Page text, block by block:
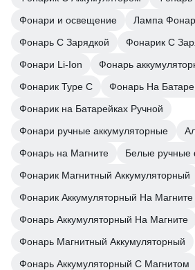
Фонари и освещение
Лампа
Фонарь С Зарядкой
Фонарик С
Фонари Li-Ion
Фонарь
Фонарик Type C
Фонарь На
Фонарик на Батарейках Ручной
Фонари ручные аккумуляторные
Фонарь на Магните
Белые ручные
Фонарик Магнитный Аккумуляторный
Фонарик Аккумуляторный На Магните
Фонарь Аккумуляторный На Магните
Фонарь Магнитный Аккумуляторный
Фонарь Аккумуляторный С Магнитом